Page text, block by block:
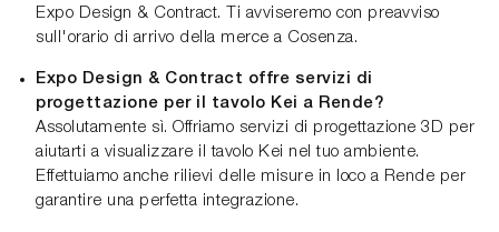
Expo Design & Contract. Ti avviseremo con preavviso
sull'orario di arrivo della merce a Cosenza.
Expo Design & Contract offre servizi di
progettazione per il tavolo Kei a Rende?
Assolutamente sì. Offriamo servizi di progettazione 3D per
aiutarti a visualizzare il tavolo Kei nel tuo ambiente.
Effettuiamo anche rilievi delle misure in loco a Rende per
garantire una perfetta integrazione.